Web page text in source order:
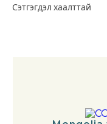
Сэтгэгдэл хаалттай